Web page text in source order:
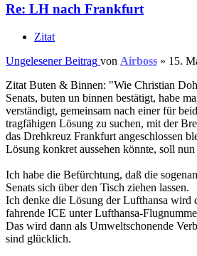
Re: LH nach Frankfurt
Zitat
Ungelesener Beitrag von Airboss » 15.
Zitat Buten & Binnen: "Wie Christian
Senats, buten un binnen bestätigt, habe
verständigt, gemeinsam nach einer für
tragfähigen Lösung zu suchen, mit der
das Drehkreuz Frankfurt angeschlossen
Lösung konkret aussehen könnte, soll
Ich habe die Befürchtung, daß die
Senats sich über den Tisch ziehen lassen.
Ich denke die Lösung der Lufthansa wird
fahrende ICE unter Lufthansa-
Das wird dann als Umweltschonende
sind glücklich.